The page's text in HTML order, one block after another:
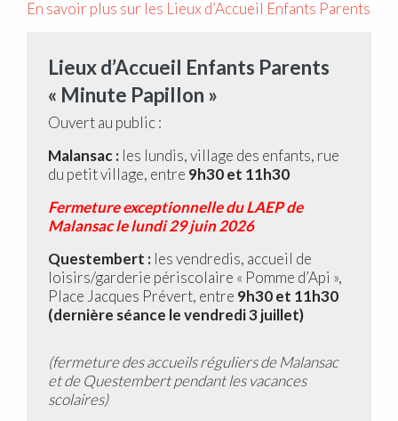
En savoir plus sur les Lieux d’Accueil Enfants Parents
Lieux d’Accueil Enfants Parents
« Minute Papillon »
Ouvert au public :
Malansac : les lundis, village des enfants, rue
du petit village, entre 9h30 et 11h30
Fermeture exceptionnelle du LAEP de
Malansac le lundi 29 juin 2026
Questembert : les vendredis, accueil de
loisirs/garderie périscolaire « Pomme d’Api »,
Place Jacques Prévert, entre 9h30 et 11h30
(dernière séance le vendredi 3 juillet)
(fermeture des accueils réguliers de Malansac
et de Questembert pendant les vacances
scolaires)